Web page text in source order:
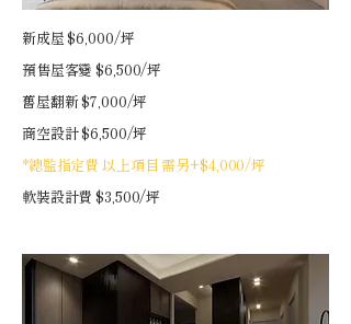
新成屋 $6,000/坪
預售屋客變 $6,500/坪
舊屋翻新 $7,000/坪
商空設計 $6,500/坪
*總監指定費 以上項目 需另+$4,000/坪
軟裝設計費 $3,500/坪